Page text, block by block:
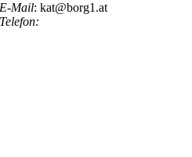
E-Mail: kat@borg1.at
Telefon: